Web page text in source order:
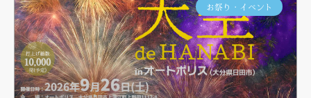
お祭り・イベント